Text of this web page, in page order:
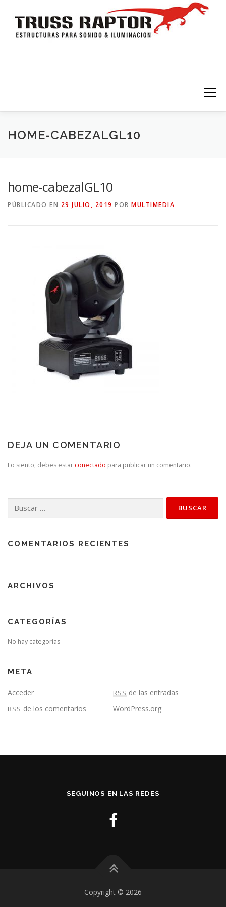
Menú
HOME TRÍPODES Y TORRES
ILUMINACION CONTACTO
HOME-CABEZALGL10
home-cabezalGL10
PÚBLICADO EN 29 JULIO, 2019 POR MULTIMEDIA
DEJA UN COMENTARIO
Lo siento, debes estar conectado para publicar un comentario.
COMENTARIOS RECIENTES
ARCHIVOS
CATEGORÍAS
No hay categorías
META
Acceder RSS de las entradas
RSS de los comentarios WordPress.org
SEGUINOS EN LAS REDES
Copyright © 2026